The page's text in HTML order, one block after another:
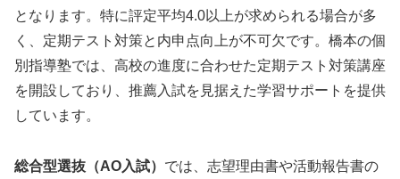
となります。特に評定平均4.0以上が求められる場合が多
く、定期テスト対策と内申点向上が不可欠です。橋本の個
別指導塾では、高校の進度に合わせた定期テスト対策講座
を開設しており、推薦入試を見据えた学習サポートを提供
しています。
総合型選抜（AO入試） では、志望理由書や活動報告書の